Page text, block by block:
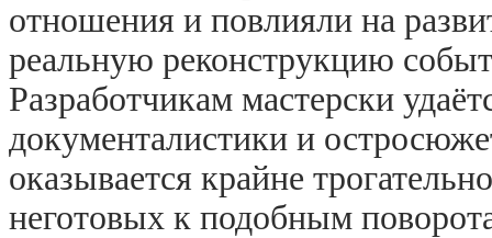
отношения и повлияли на
реальную реконструкцию
Разработчикам мастерски
документалистики и
оказывается крайне
неготовых к подобным